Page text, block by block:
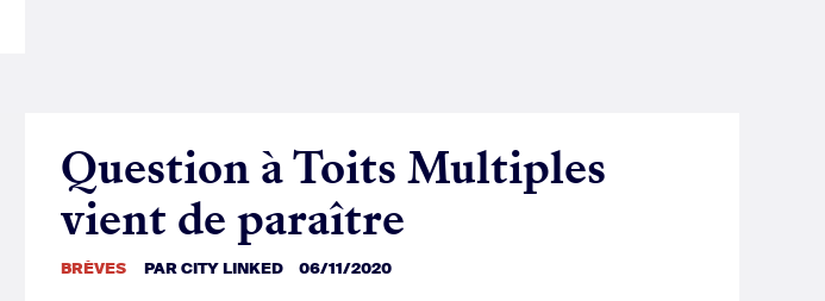
Question à Toits Multiples
vient de paraître
BRÈVES PARCITY LINKED 06/11/2020